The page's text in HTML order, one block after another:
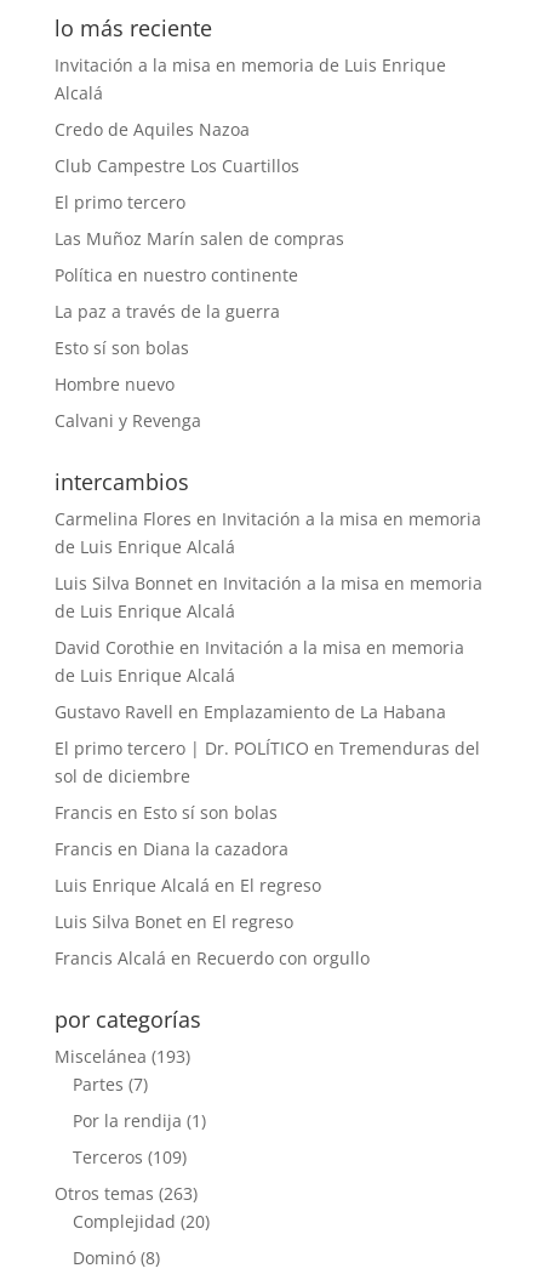
lo más reciente
Invitación a la misa en memoria de Luis Enrique
Alcalá
Credo de Aquiles Nazoa
Club Campestre Los Cuartillos
El primo tercero
Las Muñoz Marín salen de compras
Política en nuestro continente
La paz a través de la guerra
Esto sí son bolas
Hombre nuevo
Calvani y Revenga
intercambios
Carmelina Flores en Invitación a la misa en memoria
de Luis Enrique Alcalá
Luis Silva Bonneten Invitación a la misa en memoria
de Luis Enrique Alcalá
David Corothie en Invitación a la misa en memoria
de Luis Enrique Alcalá
Gustavo Ravell en Emplazamiento de La Habana
El primo tercero | Dr. POLÍTICO en Tremenduras del
sol de diciembre
Francis en Esto sí son bolas
Francis en Diana la cazadora
Luis Enrique Alcalá en El regreso
Luis Silva Boneten El regreso
Francis Alcalá en Recuerdo con orgullo
por categorías
Miscelánea (193)
Partes (7)
Por la rendija (1)
Terceros (109)
Otros temas (263)
Complejidad (20)
Dominó(8)